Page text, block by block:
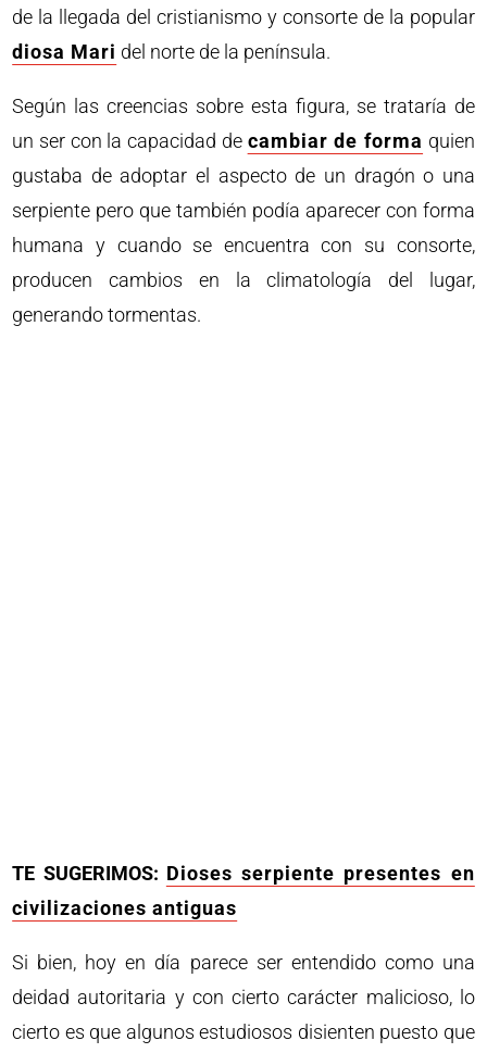
de la llegada del cristianismo y consorte de la popular
diosa Mari del norte de la península.
Según las creencias sobre esta figura, se trataría de
un ser con la capacidad de cambiar de forma quien
gustaba de adoptar el aspecto de un dragón o una
serpiente pero que también podía aparecer con forma
humana y cuando se encuentra con su consorte,
producen cambios en la climatología del lugar,
generando tormentas.
TE SUGERIMOS: Dioses serpiente presentes en
civilizaciones antiguas
Si bien, hoy en día parece ser entendido como una
deidad autoritaria y con cierto carácter malicioso, lo
cierto es que algunos estudiosos disienten puesto que